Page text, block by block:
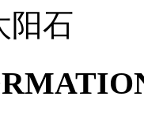
阳石